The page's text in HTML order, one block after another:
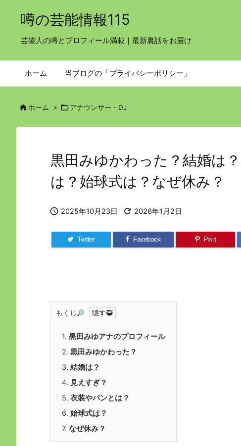
噂の芸能情報115
芸能人の噂とプロフィール満載｜最新裏話をお届け
ホーム 当ブログの「プライバシーポリシー」
ホーム >  アナウンサー・DJ
黒田みゆかわった？結婚は
は？始球式は？なぜ休み？
 2025年10月23日  2026年1月2日
Twitter Facebook Pin it
もくじ
1. 黒田みゆアナのプロフィール
2. 黒田みゆかわった？
3. 結婚は？
4. 見えすぎ？
5. 衣装やパンとは？
6. 始球式は？
7. なぜ休み？